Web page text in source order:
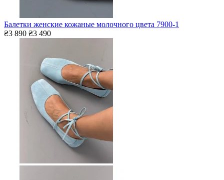
Балетки женские кожаные молочного цвета 7900-1
₴3 890 ₴3 490